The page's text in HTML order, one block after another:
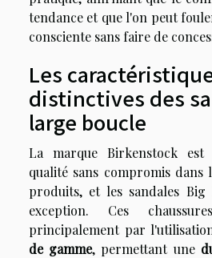
tendance et que l'on peut
consciente sans faire de
Les
distinctives des
large boucle
La marque Birkenstock
qualité sans compromis dans
produits, et les sandales
exception. Ces
principalement par
de gamme, permettant une